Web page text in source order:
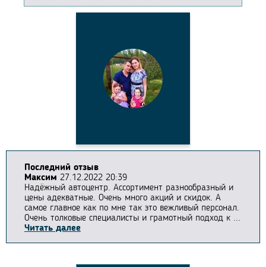
Последний отзыв
Максим 27.12.2022 20:39
Надёжный автоцентр. Ассортимент разнообразный и
цены адекватные. Очень много акций и скидок. А
самое главное как по мне так это вежливый персонал.
Очень толковые специалисты и грамотный подход к ...
Читать далее